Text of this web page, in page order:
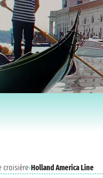
croisière›Holland America Line